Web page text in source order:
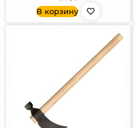
В корзину